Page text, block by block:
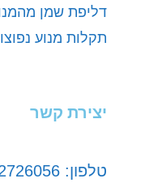
דליפת שמן
תקלות מנוע
יצירת קשר
טלפון: 073-2726056